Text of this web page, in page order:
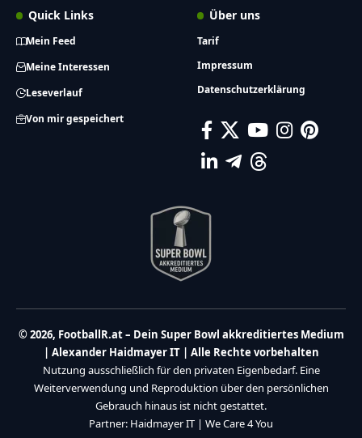
Quick Links
Mein Feed
Meine Interessen
Leseverlauf
Von mir gespeichert
Über uns
Tarif
Impressum
Datenschutzerklärung
© 2026, FootballR.at – Dein Super Bowl akkreditiertes Medium
| Alexander Haidmayer IT | Alle Rechte vorbehalten
Nutzung ausschließlich für den privaten Eigenbedarf. Eine
Weiterverwendung und Reproduktion über den persönlichen
Gebrauch hinaus ist nicht gestattet.
Partner: Haidmayer IT | We Care 4 You